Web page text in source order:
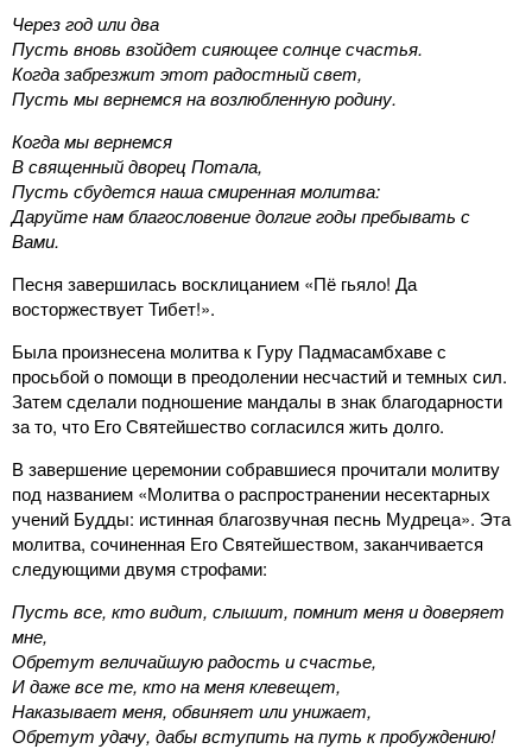
Через год или два
Пусть вновь взойдет сияющее солнце счастья.
Когда забрезжит этот радостный свет,
Пусть мы вернемся на возлюбленную родину.
Когда мы вернемся
В священный дворец Потала,
Пусть сбудется наша смиренная молитва:
Даруйте нам благословение долгие годы пребывать с
Вами.
Песня завершилась восклицанием «Пё гьяло! Да
восторжествует Тибет!».
Была произнесена молитва к Гуру Падмасамбхаве с
просьбой о помощи в преодолении несчастий и темных сил.
Затем сделали подношение мандалы в знак благодарности
за то, что Его Святейшество согласился жить долго.
В завершение церемонии собравшиеся прочитали молитву
под названием «Молитва о распространении несектарных
учений Будды: истинная благозвучная песнь Мудреца». Эта
молитва, сочиненная Его Святейшеством, заканчивается
следующими двумя строфами:
Пусть все, кто видит, слышит, помнит меня и доверяет
мне,
Обретут величайшую радость и счастье,
И даже все те, кто на меня клевещет,
Наказывает меня, обвиняет или унижает,
Обретут удачу, дабы вступить на путь к пробуждению!